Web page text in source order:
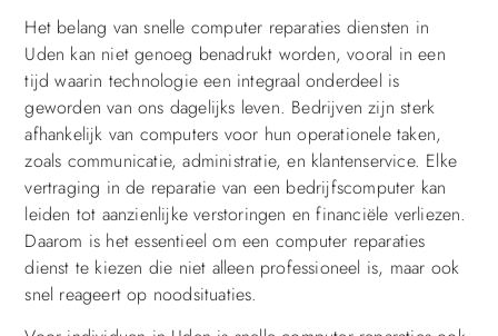
Het belang van snelle computer reparaties diensten in
Uden kan niet genoeg benadrukt worden, vooral in een
tijd waarin technologie een integraal onderdeel is
geworden van ons dagelijks leven. Bedrijven zijn sterk
afhankelijk van computers voor hun operationele taken,
zoals communicatie, administratie, en klantenservice. Elke
vertraging in de reparatie van een bedrijfscomputer kan
leiden tot aanzienlijke verstoringen en financiële verliezen.
Daarom is het essentieel om een computer reparaties
dienst te kiezen die niet alleen professioneel is, maar ook
snel reageert op noodsituaties.